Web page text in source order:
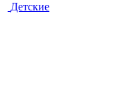
Детские